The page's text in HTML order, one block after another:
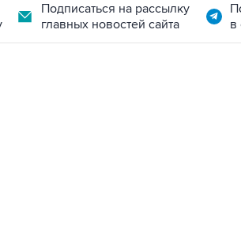
Подписаться на рассылку
главных новостей сайта
в